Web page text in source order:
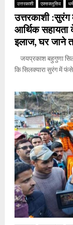
उत्तरकाशी एक्सक्लूसिव धर्म
उत्तरकाशी
आर्थिक सहायता
इलाज, घर जाने
जयप्रकाश बहुगुणा
कि सिलक्यारा सुरंग में